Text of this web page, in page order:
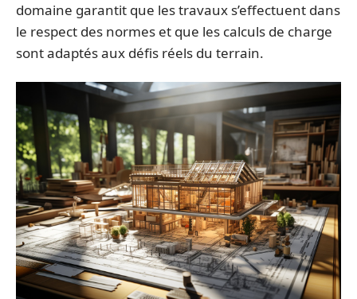
domaine garantit que les travaux s’effectuent dans
le respect des normes et que les calculs de charge
sont adaptés aux défis réels du terrain.